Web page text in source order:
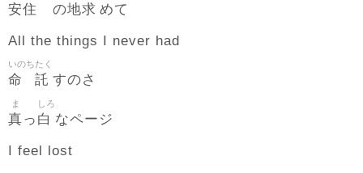
安住 の地求 めて
All the things I never had
命
いのち
託
たく
すのさ
真
ま
っ 白
しろ
なページ
I feel lost